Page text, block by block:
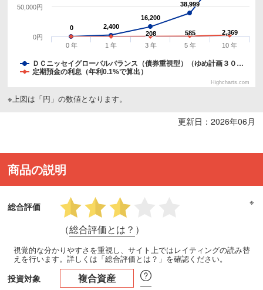
0
0 2,400
2,400
16,200
16,200
38,999
38,999
208
208 585
585 2,369
2,369
ＤＣニッセイグローバルバランス（債券重視型）（ゆめ計画３０…
定期預金の利息（年利0.1%で算出）
0 年 1 年 3 年 5 年 10 年
0円
50,000円
Highcharts.com
※上図は「円」の数値となります。
更新日：2026年06月
商品の説明
総合評価
（総合評価とは？ ）
※
視覚的な分かりやすさを重視し、サイト上ではレイティングの読み替
えを行います。詳しくは「総合評価とは？」を確認ください。
投資対象 複合資産